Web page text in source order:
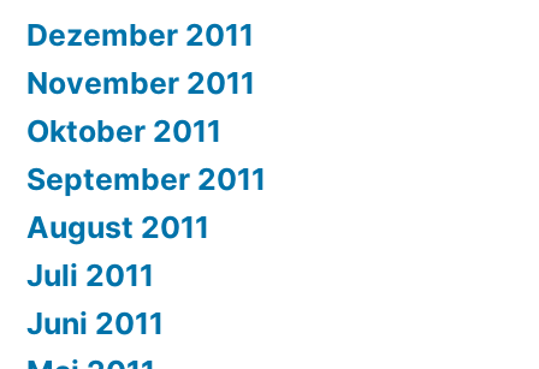
Dezember 2011
November 2011
Oktober 2011
September 2011
August 2011
Juli 2011
Juni 2011